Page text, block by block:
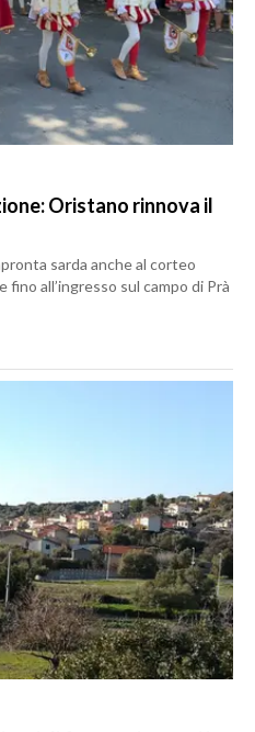
Oristano rinnova il
sarda anche al corteo
all’ingresso sul campo di Prà